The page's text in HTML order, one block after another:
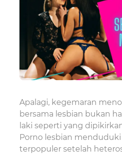
Apalagi, kegemaran
bersama lesbian bukan
laki seperti yang
Porno lesbian
terpopuler setelah